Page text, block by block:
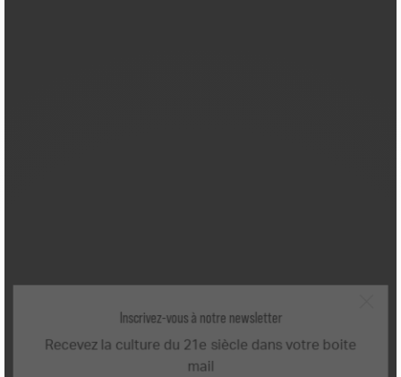
Inscrivez-vous à notre newsletter
Recevez la culture du 21e siècle dans votre boite
mail